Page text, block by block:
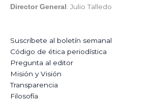
Director General : Julio Talledo
Suscríbete al boletín semanal
Código de ética periodística
Pregunta al editor
Misión y Visión
Transparencia
Filosofía